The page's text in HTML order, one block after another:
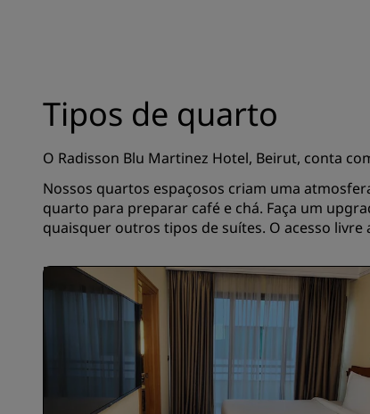
Tipos de quarto
O Radisson Blu Martinez Hotel, Beirut, conta
Nossos quartos espaçosos criam uma
quarto para preparar café e chá. Faça um
quaisquer outros tipos de suítes. O acesso